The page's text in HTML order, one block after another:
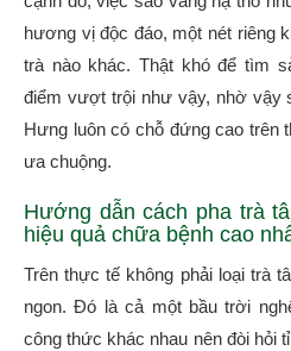
hương vị độc đáo, một nét riêng
trà nào khác. Thật khó để tìm
điểm vượt trội như vậy, nhờ vậy
Hưng luôn có chỗ đứng cao
ưa chuộng.
Hướng dẫn cách pha trà
hiệu quả chữa bệnh cao
Trên thực tế không phải loại trà
ngon. Đó là cả một bầu trời
công thức khác nhau nên đòi hỏi